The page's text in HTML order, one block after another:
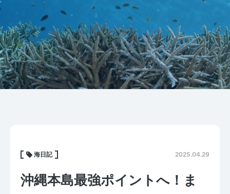
海日記 2025.04.29
沖縄本島最強ポイントへ！ま